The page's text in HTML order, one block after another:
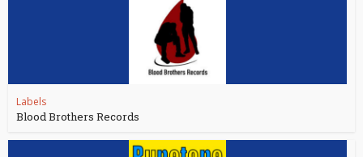
Labels
Blood Brothers Records